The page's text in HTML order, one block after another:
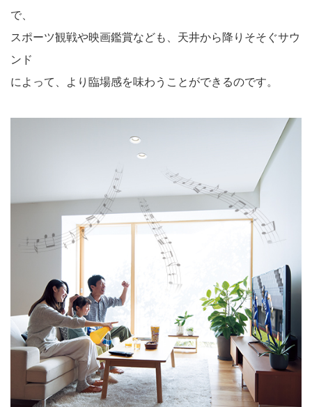
で、
スポーツ観戦や映画鑑賞なども、天井から降りそそぐサウ
ンド
によって、より臨場感を味わうことができるのです。